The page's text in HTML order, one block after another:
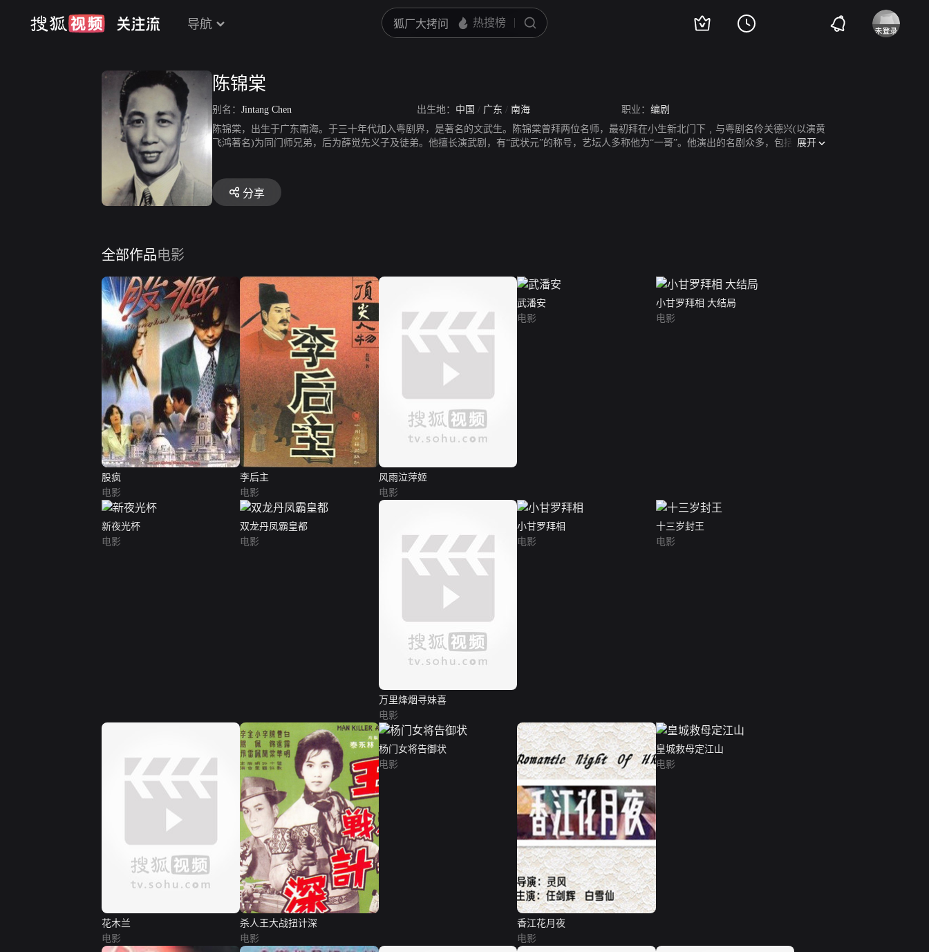
导航
陈锦棠
别名： Jintang Chen 出生地： 中国 / 广东 / 南海 职业： 编剧
陈锦棠，出生于广东南海。于三十年代加入粤剧界，是著名的文武生。陈锦棠曾拜两位名师，最初拜在小生新北门下﹐与粤剧名伶关德兴(以演黄
飞鸿著名)为同门师兄弟，后为薛觉先义子及徒弟。他擅长演武剧，有“武状元”的称号，艺坛人多称他为“一哥”。他演出的名剧众多，包括《三盗
展开
分享
全部作品电影
股疯
电影
李后主
电影
风雨泣萍姬
电影
武潘安
电影
小甘罗拜相 大结局
电影
新夜光杯
电影
双龙丹凤霸皇都
电影
万里烽烟寻妹喜
电影
小甘罗拜相
电影
十三岁封王
电影
花木兰
电影
杀人王大战扭计深
电影
杨门女将告御状
电影
香江花月夜
电影
皇城救母定江山
电影